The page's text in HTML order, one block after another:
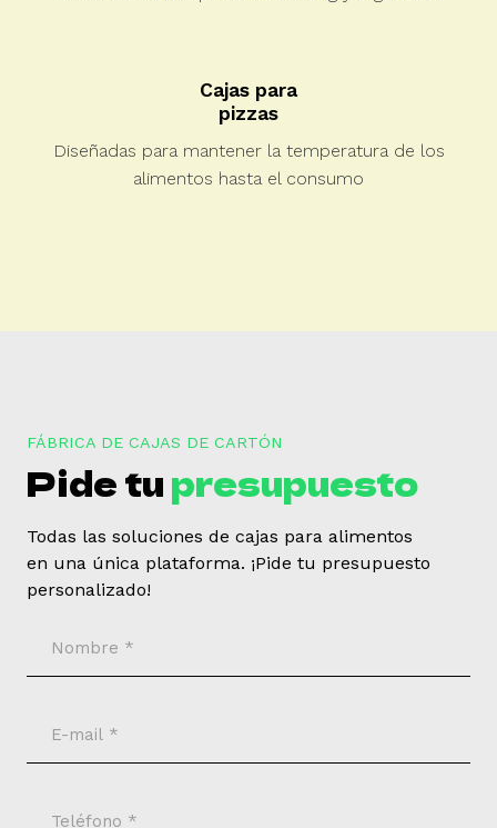
Cajas para
pizzas
Diseñadas para mantener la temperatura de los
alimentos hasta el consumo
FÁBRICA DE CAJAS DE CARTÓN
Pide tupresupuesto
Todas las soluciones de cajas para alimentos
en una única plataforma. ¡Pide tu presupuesto
personalizado!